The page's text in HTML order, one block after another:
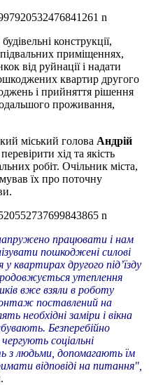
конструкції,
приміщеннях,
від руйнації і надати
квартир другого
і прийняття рішення
проживання,
міський голова Андрій
хід та якість
робіт. Очільник міста,
їх про поточну
працювати і нам
пошкоджені силові
квартирах другого під’їзду
утеплення
вже взяли в роботу
поставлений на
необхідні заміри і вікна
Безперебійно
соціальні
з людьми, допомагають їм
відповіді на питання",